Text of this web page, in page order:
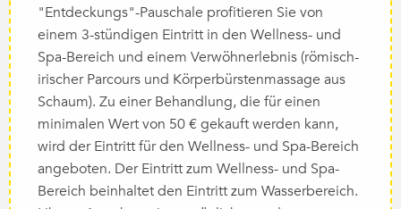
"Entdeckungs"-Pauschale profitieren Sie von
einem 3-stündigen Eintritt in den Wellness- und
Spa-Bereich und einem Verwöhnerlebnis (römisch-
irischer Parcours und Körperbürstenmassage aus
Schaum). Zu einer Behandlung, die für einen
minimalen Wert von 50 € gekauft werden kann,
wird der Eintritt für den Wellness- und Spa-Bereich
angeboten. Der Eintritt zum Wellness- und Spa-
Bereich beinhaltet den Eintritt zum Wasserbereich.